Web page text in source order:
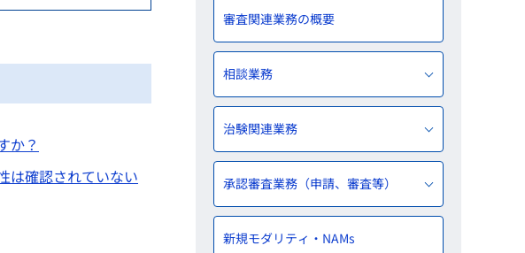
か？
は確認されていない
審査関連業務の概要
相談業務
治験関連業務
承認審査業務（申請、審査等）
新規モダリティ・NAMs